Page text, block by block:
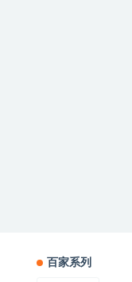
百家系列